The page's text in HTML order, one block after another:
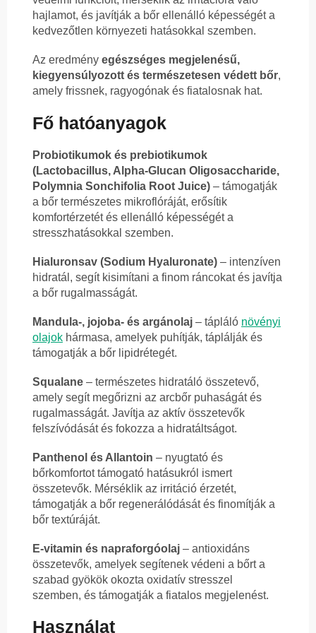
hajlamot, és javítják a bőr ellenálló képességét a
kedvezőtlen környezeti hatásokkal szemben.
Az eredmény egészséges megjelenésű,
kiegyensúlyozott és természetesen védett bőr,
amely frissnek, ragyogónak és fiatalosnak hat.
Fő hatóanyagok
Probiotikumok és prebiotikumok
(Lactobacillus, Alpha-Glucan Oligosaccharide,
Polymnia Sonchifolia Root Juice) – támogatják
a bőr természetes mikroflóráját, erősítik
komfortérzetét és ellenálló képességét a
stresszhatásokkal szemben.
Hialuronsav (Sodium Hyaluronate) – intenzíven
hidratál, segít kisimítani a finom ráncokat és javítja
a bőr rugalmasságát.
Mandula-, jojoba- és argánolaj – tápláló növényi
olajok hármasa, amelyek puhítják, táplálják és
támogatják a bőr lipidrétegét.
Squalane – természetes hidratáló összetevő,
amely segít megőrizni az arcbőr puhaságát és
rugalmasságát. Javítja az aktív összetevők
felszívódását és fokozza a hidratáltságot.
Panthenol és Allantoin – nyugtató és
bőrkomfortot támogató hatásukról ismert
összetevők. Mérséklik az irritáció érzetét,
támogatják a bőr regenerálódását és finomítják a
bőr textúráját.
E-vitamin és napraforgóolaj – antioxidáns
összetevők, amelyek segítenek védeni a bőrt a
szabad gyökök okozta oxidatív stresszel
szemben, és támogatják a fiatalos megjelenést.
Használat